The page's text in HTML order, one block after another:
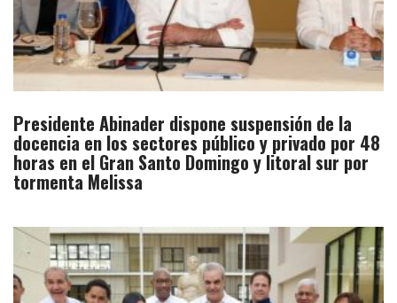
Presidente Abinader dispone suspensión de la
docencia en los sectores público y privado por 48
horas en el Gran Santo Domingo y litoral sur por
tormenta Melissa